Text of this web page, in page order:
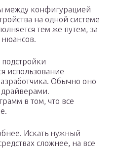
между конфигурацией
на одной системе
тем же путем, за
использование
Обычно оно
драйверами.
в том, что все
Искать нужный
сложнее, на все